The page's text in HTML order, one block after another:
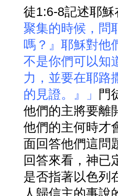
徒1:6-8記述耶
聚集的時候，問
嗎？』耶穌對他
不是你們可以知
力，並要在耶路
的見證。』」
門
他們的主將要離
他們的主何時才
面回答他們這問
回答來看，神已
是否指著以色列
人歸信主的事說